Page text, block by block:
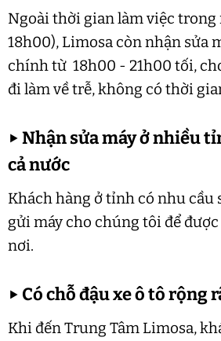
Ngoài thời gian làm việc trong
18h00), Limosa còn nhận sửa
chính từ 18h00 - 21h00 tối,
đi làm về trễ, không có thời
▶Nhận sửa máy ở nhiều
cả nước
Khách hàng ở tỉnh có nhu cầu
gửi máy cho chúng tôi để
nơi.
▶ Có chỗ đậu xe ô tô rộng
Khi đến Trung Tâm Limosa,